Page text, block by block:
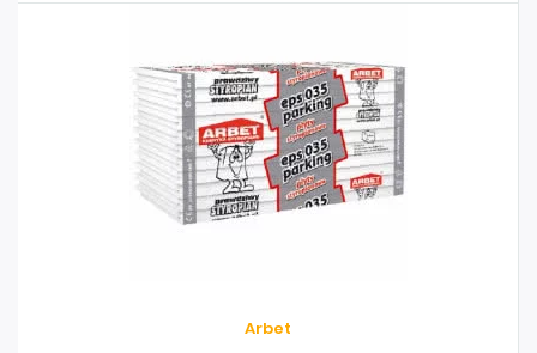
Arbet